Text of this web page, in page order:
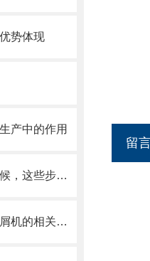
势体现
产中的作用
加工机床钣金防护罩的时候，这些步骤是很重要的
稳住别慌，机床链板式排屑机的相关信息马上来
留